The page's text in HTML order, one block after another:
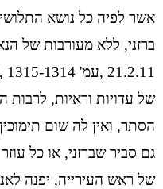
אשר לפיה כל נושא
ברזני, ללא מעורבות של
של עדויות וראיות, לרבות
הסתר, ואין לה שום
גם סביר שברזני, או כל
של ראש העירייה, יפנה